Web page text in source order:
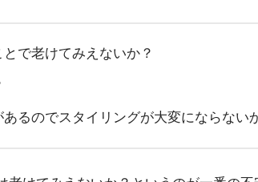
で老けてみえないか？
あるのでスタイリングが大変にならない